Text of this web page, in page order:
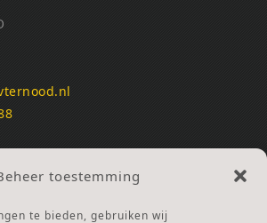
toestemming
te bieden, gebruiken wij